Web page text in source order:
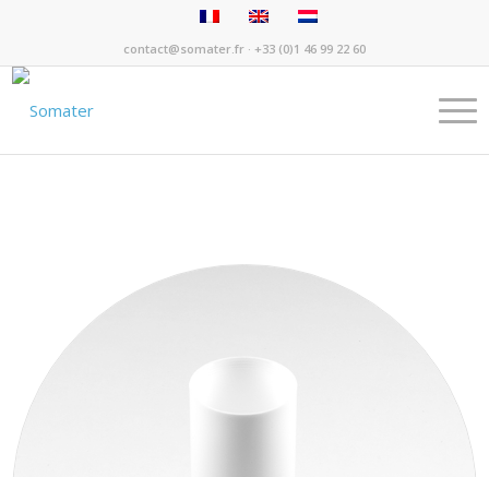
contact@somater.fr · +33 (0)1 46 99 22 60